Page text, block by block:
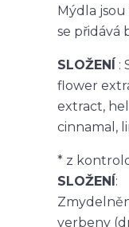
Mýdla
se přidává
SLOŽENÍ :
flower
extract,
cinnamal,
* z
SLOŽENÍ:
verbeny